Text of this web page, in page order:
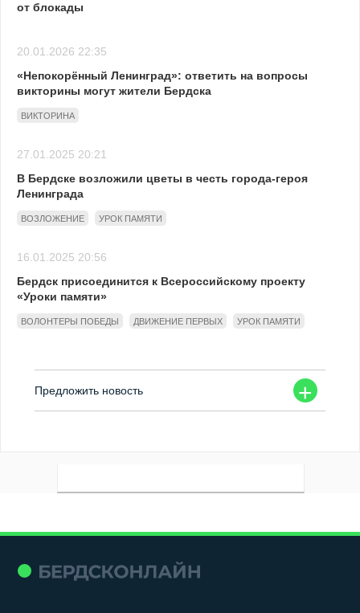
от блокады
20.01.2026 22:35
«Непокорённый Ленинград»: ответить на вопросы
викторины могут жители Бердска
ВИКТОРИНА
27.01.2025 20:21
В Бердске возложили цветы в честь города-героя
Ленинграда
ВОЗЛОЖЕНИЕ УРОК ПАМЯТИ
16.01.2025 20:56
Бердск присоединится к Всероссийскому проекту
«Уроки памяти»
ВОЛОНТЕРЫ ПОБЕДЫ ДВИЖЕНИЕ ПЕРВЫХ УРОК ПАМЯТИ
+
Предложить новость